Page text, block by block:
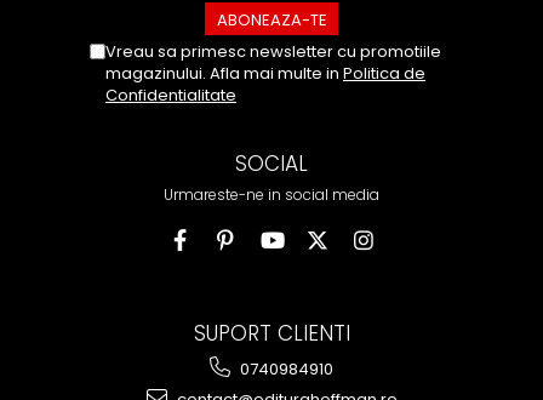
Vreau sa primesc newsletter cu promotiile
magazinului. Afla mai multe in Politica de
Confidentialitate
SOCIAL
Urmareste-ne in social media
SUPORT CLIENTI
0740984910